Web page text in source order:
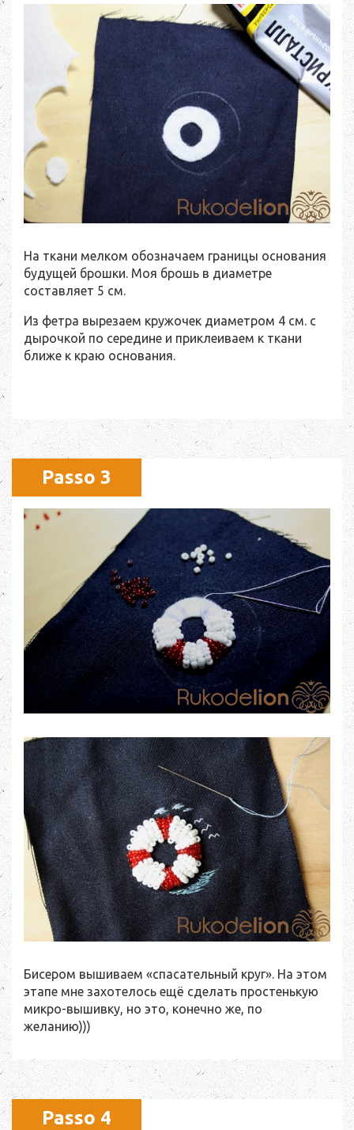
На ткани мелком обозначаем границы основания
будущей брошки. Моя брошь в диаметре
составляет 5 см.
Из фетра вырезаем кружочек диаметром 4 см. с
дырочкой по середине и приклеиваем к ткани
ближе к краю основания.
Passo 3
Бисером вышиваем «спасательный круг». На этом
этапе мне захотелось ещё сделать простенькую
микро-вышивку, но это, конечно же, по
желанию)))
Passo 4